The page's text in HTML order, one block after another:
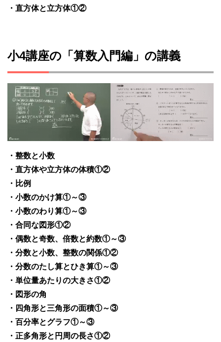
・直方体と立方体①②
小4講座の「算数入門編」の講義
・整数と小数
・直方体や立方体の体積①②
・比例
・小数のかけ算①～③
・小数のわり算①～③
・合同な図形①②
・偶数と奇数、倍数と約数①～③
・分数と小数、整数の関係①②
・分数のたし算とひき算①～③
・単位量あたりの大きさ①②
・図形の角
・四角形と三角形の面積①～③
・百分率とグラフ①～③
・正多角形と円周の長さ①②